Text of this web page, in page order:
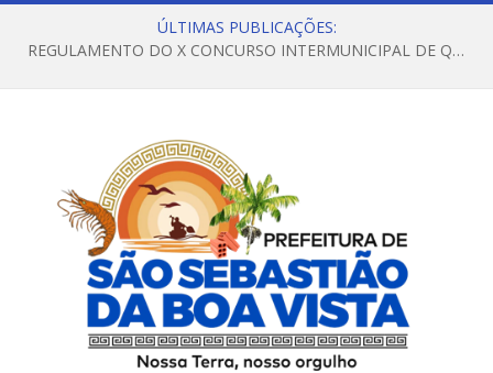
ÚLTIMAS PUBLICAÇÕES:
REGULAMENTO DO X CONCURSO INTERMUNICIPAL DE QUADRILHAS JUNINAS – 2026 – ARRAIÁ DA VENEZA